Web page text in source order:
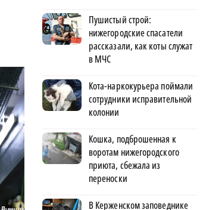
Пушистый строй:
нижегородские спасатели
рассказали, как коты служат
в МЧС
Кота-наркокурьера поймали
сотрудники исправительной
колонии
Кошка, подброшенная к
воротам нижегородского
приюта, сбежала из
переноски
В Керженском заповеднике